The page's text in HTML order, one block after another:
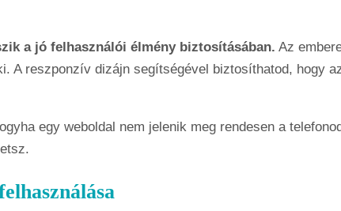
a jó felhasználói élmény biztosításában. Az
A reszponzív dizájn segítségével biztosíthatod, hogy
egy weboldal nem jelenik meg rendesen a